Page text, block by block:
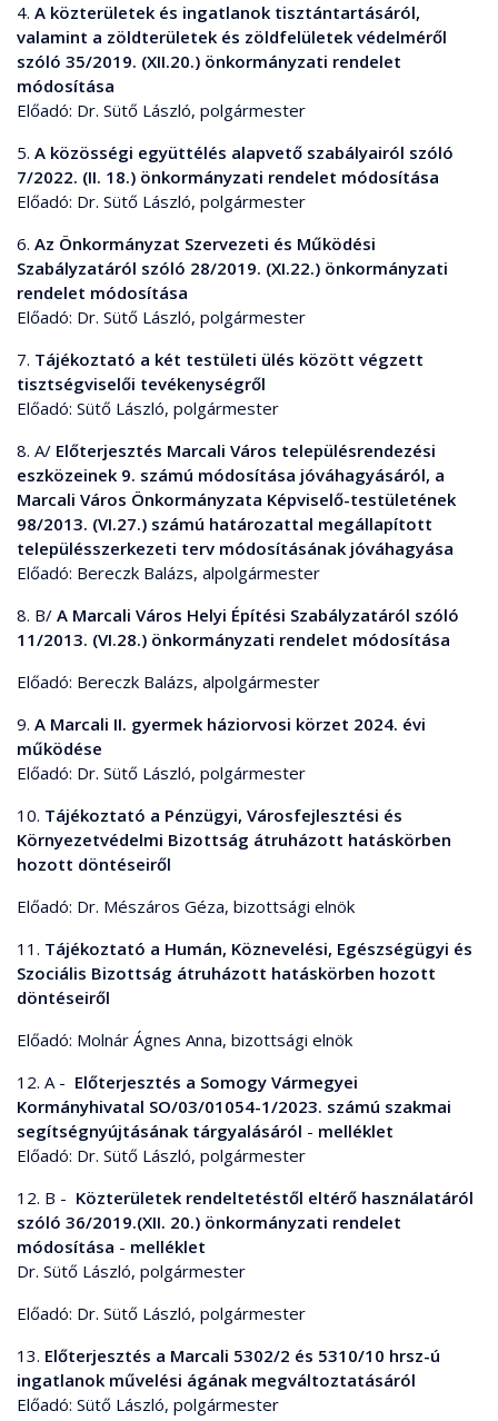
4. A közterületek és ingatlanok tisztántartásáról,
valamint a zöldterületek és zöldfelületek védelméről
szóló 35/2019. (XII.20.) önkormányzati rendelet
módosítása
Előadó: Dr. Sütő László, polgármester
5. A közösségi együttélés alapvető szabályairól szóló
7/2022. (II. 18.) önkormányzati rendelet módosítása
Előadó: Dr. Sütő László, polgármester
6. Az Önkormányzat Szervezeti és Működési
Szabályzatáról szóló 28/2019. (XI.22.) önkormányzati
rendelet módosítása
Előadó: Dr. Sütő László, polgármester
7. Tájékoztató a két testületi ülés között végzett
tisztségviselői tevékenységről
Előadó: Sütő László, polgármester
8. A/ Előterjesztés Marcali Város településrendezési
eszközeinek 9. számú módosítása jóváhagyásáról, a
Marcali Város Önkormányzata Képviselő-testületének
98/2013. (VI.27.) számú határozattal megállapított
településszerkezeti terv módosításának jóváhagyása
Előadó: Bereczk Balázs, alpolgármester
8. B/ A Marcali Város Helyi Építési Szabályzatáról szóló
11/2013. (VI.28.) önkormányzati rendelet módosítása
Előadó: Bereczk Balázs, alpolgármester
9. A Marcali II. gyermek háziorvosi körzet 2024. évi
működése
Előadó: Dr. Sütő László, polgármester
10. Tájékoztató a Pénzügyi, Városfejlesztési és
Környezetvédelmi Bizottság átruházott hatáskörben
hozott döntéseiről
Előadó: Dr. Mészáros Géza, bizottsági elnök
11. Tájékoztató a Humán, Köznevelési, Egészségügyi és
Szociális Bizottság átruházott hatáskörben hozott
döntéseiről
Előadó: Molnár Ágnes Anna, bizottsági elnök
12. A - Előterjesztés a Somogy Vármegyei
Kormányhivatal SO/03/01054-1/2023. számú szakmai
segítségnyújtásának tárgyalásáról - melléklet
Előadó: Dr. Sütő László, polgármester
12. B - Közterületek rendeltetéstől eltérő használatáról
szóló 36/2019.(XII. 20.) önkormányzati rendelet
módosítása - melléklet
Dr. Sütő László, polgármester
Előadó: Dr. Sütő László, polgármester
13. Előterjesztés a Marcali 5302/2 és 5310/10 hrsz-ú
ingatlanok művelési ágának megváltoztatásáról
Előadó: Sütő László, polgármester